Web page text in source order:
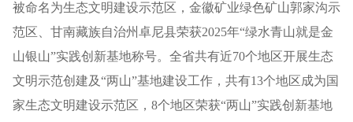
被命名为生态文明建设示范区，金徽矿业绿色矿山郭家沟示
范区、甘南藏族自治州卓尼县荣获2025年“绿水青山就是金
山银山”实践创新基地称号。全省共有近70个地区开展生态
文明示范创建及“两山”基地建设工作，共有13个地区成为国
家生态文明建设示范区，8个地区荣获“两山”实践创新基地